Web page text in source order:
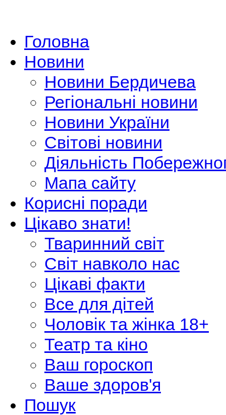
Головна
Новини
Новини Бердичева
Регіональні новини
Новини України
Світові новини
Діяльність
Мапа сайту
Корисні поради
Цікаво знати!
Тваринний світ
Світ навколо нас
Цікаві факти
Все для дітей
Чоловік та жінка 18+
Театр та кіно
Ваш гороскоп
Ваше здоров'я
Пошук